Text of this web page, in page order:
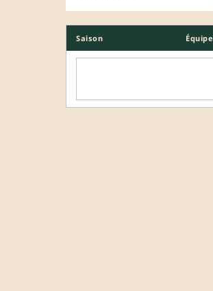
Saison Équipe